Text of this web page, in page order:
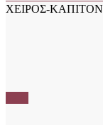
ΧΕΙΡΟΣ-